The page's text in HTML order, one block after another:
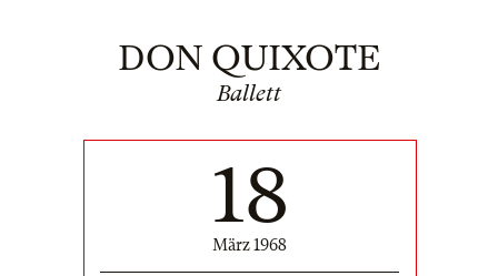
DON QUIXOTE
Ballett
18
März 1968